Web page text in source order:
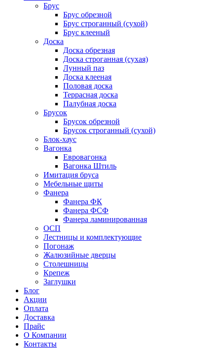
Брус
Брус обрезной
Брус строганный (сухой)
Брус клееный
Доска
Доска обрезная
Доска строганная (сухая)
Лунный паз
Доска клееная
Половая доска
Террасная доска
Палубная доска
Брусок
Брусок обрезной
Брусок строганный (сухой)
Блок-хаус
Вагонка
Евровагонка
Вагонка Штиль
Имитация бруса
Мебельные щиты
Фанера
Фанера ФК
Фанера ФСФ
Фанера ламинированная
ОСП
Лестницы и комплектующие
Погонаж
Жалюзийные дверцы
Столешницы
Крепеж
Заглушки
Блог
Акции
Оплата
Доставка
Прайс
О Компании
Контакты